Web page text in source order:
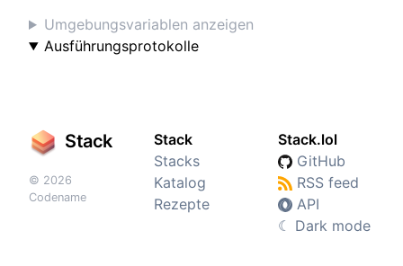
Umgebungsvariablen anzeigen
Ausführungsprotokolle
Stack
© 2026
Codename
Stack
Stacks
Katalog
Rezepte
Stack.lol
GitHub
RSS feed
API
☾ Dark mode